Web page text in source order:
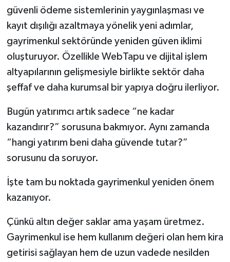
güvenli ödeme sistemlerinin yaygınlaşması ve
kayıt dışılığı azaltmaya yönelik yeni adımlar,
gayrimenkul sektöründe yeniden güven iklimi
oluşturuyor. Özellikle WebTapu ve dijital işlem
altyapılarının gelişmesiyle birlikte sektör daha
şeffaf ve daha kurumsal bir yapıya doğru ilerliyor.
Bugün yatırımcı artık sadece “ne kadar
kazandırır?” sorusuna bakmıyor. Aynı zamanda
“hangi yatırım beni daha güvende tutar?”
sorusunu da soruyor.
İşte tam bu noktada gayrimenkul yeniden önem
kazanıyor.
Çünkü altın değer saklar ama yaşam üretmez.
Gayrimenkul ise hem kullanım değeri olan hem kira
getirisi sağlayan hem de uzun vadede nesilden